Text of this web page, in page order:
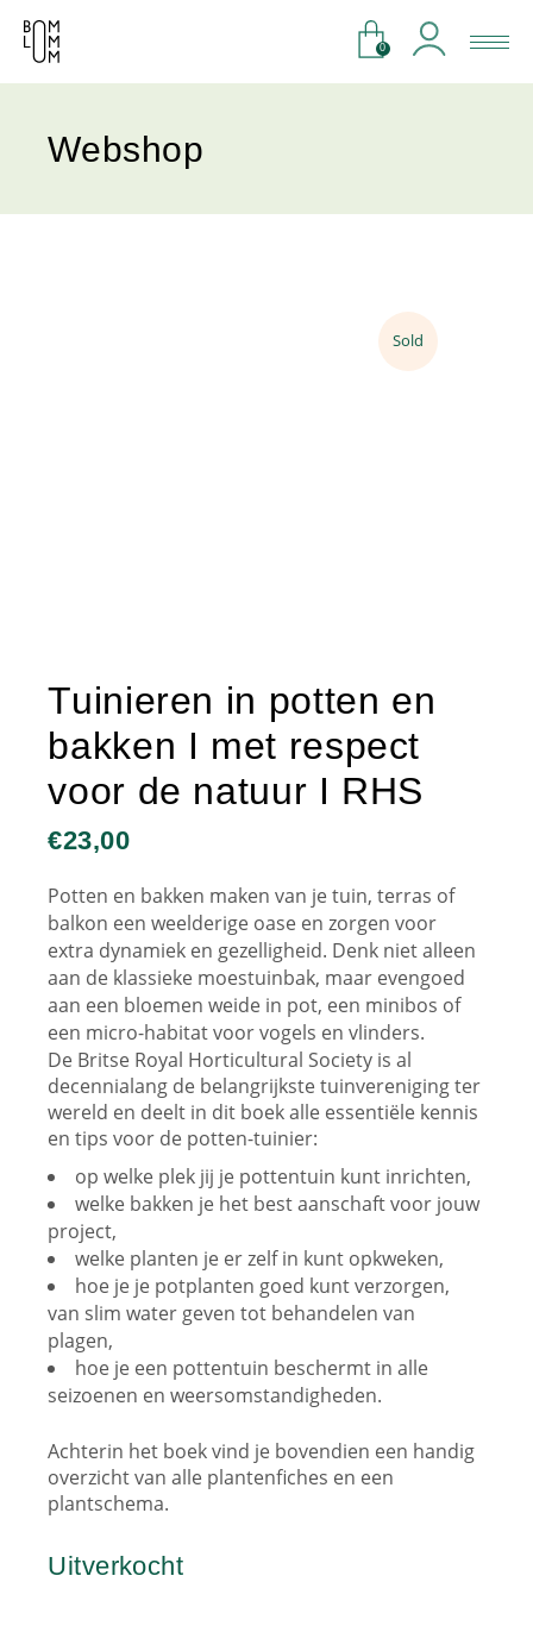
0
Webshop
Sold
Tuinieren in potten en
bakken I met respect
voor de natuur I RHS
€23,00
Potten en bakken maken van je tuin, terras of
balkon een weelderige oase en zorgen voor
extra dynamiek en gezelligheid. Denk niet alleen
aan de klassieke moestuinbak, maar evengoed
aan een bloemen weide in pot, een minibos of
een micro-habitat voor vogels en vlinders.
De Britse Royal Horticultural Society is al
decennialang de belangrijkste tuinvereniging ter
wereld en deelt in dit boek alle essentiële kennis
en tips voor de potten-tuinier:
op welke plek jij je pottentuin kunt inrichten,
welke bakken je het best aanschaft voor jouw
project,
welke planten je er zelf in kunt opkweken,
hoe je je potplanten goed kunt verzorgen,
van slim water geven tot behandelen van
plagen,
hoe je een pottentuin beschermt in alle
seizoenen en weersomstandigheden.
Achterin het boek vind je bovendien een handig
overzicht van alle plantenfiches en een
plantschema.
Uitverkocht